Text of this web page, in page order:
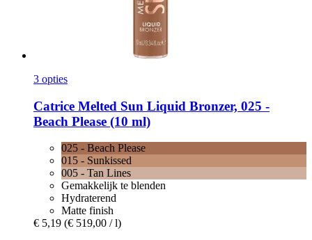
3 opties
Catrice Melted Sun Liquid Bronzer, 025 -​
Beach Please (10 ml)
025 - Beach Please
015 - Sunkissed
005 - Tan Lines
Gemakkelijk te blenden
Hydraterend
Matte finish
€ 5,19 (€ 519,00 / l)